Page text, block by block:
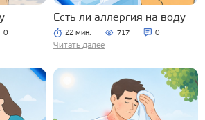
0
Есть ли аллергия на воду
22 мин. 717 0
Читать далее